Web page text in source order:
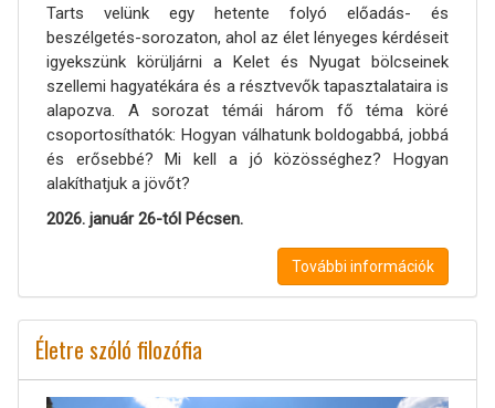
Tarts velünk egy hetente folyó előadás- és
beszélgetés-sorozaton, ahol az élet lényeges kérdéseit
igyekszünk körüljárni a Kelet és Nyugat bölcseinek
szellemi hagyatékára és a résztvevők tapasztalataira is
alapozva. A sorozat témái három fő téma köré
csoportosíthatók: Hogyan válhatunk boldogabbá, jobbá
és erősebbé? Mi kell a jó közösséghez? Hogyan
alakíthatjuk a jövőt?
2026. január 26-tól Pécsen.
További információk
Életre szóló filozófia